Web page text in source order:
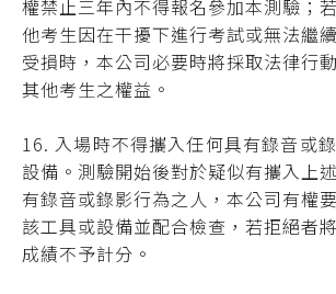
權禁止三年內不得報名參加本測驗；
他考生因在干擾下進行考試或無法繼
受損時，本公司必要時將採取法律行
其他考生之權益。
16. 入場時不得攜入任何具有錄音或
設備。測驗開始後對於疑似有攜入上
有錄音或錄影行為之人，本公司有權
該工具或設備並配合檢查，若拒絕者
成績不予計分。